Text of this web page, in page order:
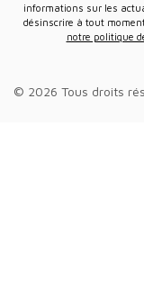
informations sur les
désinscrire à tout
notre politique
© 2026 Tous droits